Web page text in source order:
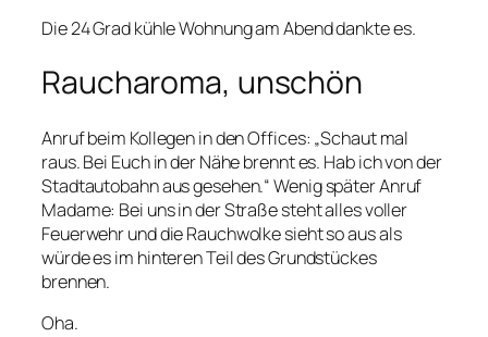
Die 24 Grad kühle Wohnung am Abend dankte es.
Raucharoma, unschön
Anruf beim Kollegen in den Offices: „Schaut mal
raus. Bei Euch in der Nähe brennt es. Hab ich von der
Stadtautobahn aus gesehen.“ Wenig später Anruf
Madame: Bei uns in der Straße steht alles voller
Feuerwehr und die Rauchwolke sieht so aus als
würde es im hinteren Teil des Grundstückes
brennen.
Oha.